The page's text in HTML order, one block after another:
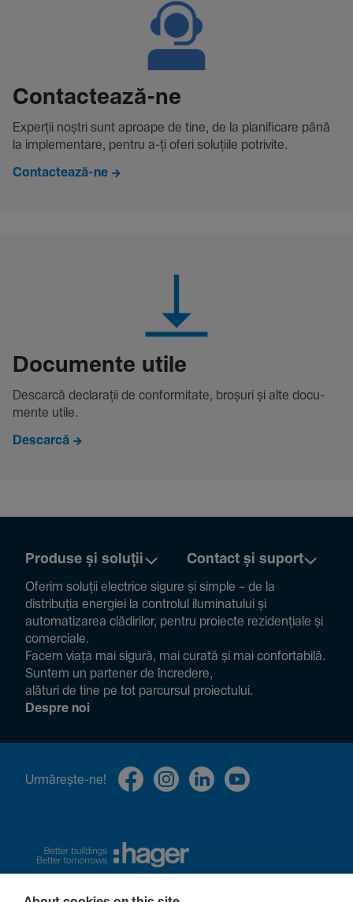
Contac­tează-ne
Experții noștri sunt aproape de tine, de la plani­fi­care până
la imple­men­tare, pentru a-ți oferi solu­țiile potri­vite.
Contactează-ne
Docu­mente utile
Descarcă decla­rații de conformitate, broșuri și alte docu­
mente utile.
Descarcă
Produse și soluții Contact și suport
Oferim soluții electrice sigure și simple – de la
distribuția energiei la controlul ilumi­na­tului și
auto­ma­ti­zarea clădi­rilor, pentru proiecte rezi­den­țiale și
comer­ciale.
Facem viața mai sigură, mai curată și mai confor­ta­bilă.
Suntem un partener de încre­dere,
alături de tine pe tot parcursul proiec­tului.
Despre noi
Urmă­rește-ne!